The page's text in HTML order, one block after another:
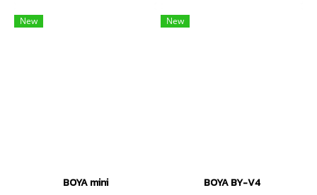
New
BOYA mini
New
BOYA BY-V4